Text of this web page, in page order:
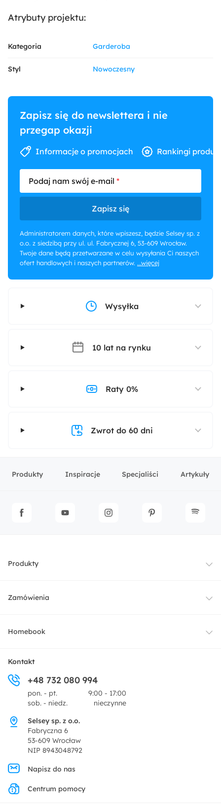
Atrybuty projektu:
Kategoria Garderoba
Styl Nowoczesny
Zapisz się do newslettera i nie
przegap okazji
Informacje o promocjach Rankingi
Podaj nam swój e-mail
Zapisz się
Administratorem danych, które wpiszesz, będzie Selsey sp. z
o.o. z siedzibą przy ul. ul. Fabrycznej 6, 53-609 Wrocław.
Twoje dane będą przetwarzane w celu wysyłania Ci naszych
ofert handlowych i naszych partnerów. ...więcej
Wysyłka
10 lat na rynku
Raty 0%
Zwrot do 60 dni
Produkty Inspiracje Specjaliści Artykuły
Produkty
Meble
Dekoracje i akcesoria
Promocje
Zamówienia
Dostawa
Zwroty
Pytania i odpowiedzi
Homebook
O nas
Centrum prasowe
Regulamin
Polityka prywatności
Ustawienia prywatności
Kontakt
+48 732 080 994
pon. - pt.
9:00 - 17:00
sob. - niedz.
nieczynne
Selsey sp. z o.o.
Fabryczna 6
53-609 Wrocław
NIP 8943048792
Napisz do nas
Centrum pomocy